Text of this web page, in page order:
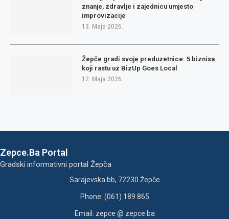
znanje, zdravlje i zajednicu umjesto
improvizacije
13. Maja 2026.
Žepče gradi svoje preduzetnice: 5 biznisa
koji rastu uz BizUp Goes Local
12. Maja 2026.
Zepce.Ba Portal
Gradski informativni portal Žepča
Sarajevska bb, 72230 Žepče
Phone: (061) 189 865
Email: zepce @ zepce.ba